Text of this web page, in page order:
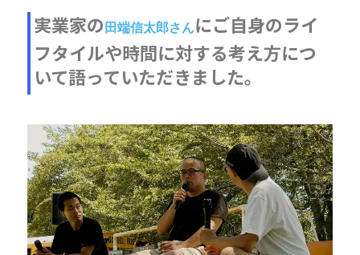
実業家の 田端信太郎さんにご自身のライ
フタイルや時間に対する考え方につ
いて語っていただきました。